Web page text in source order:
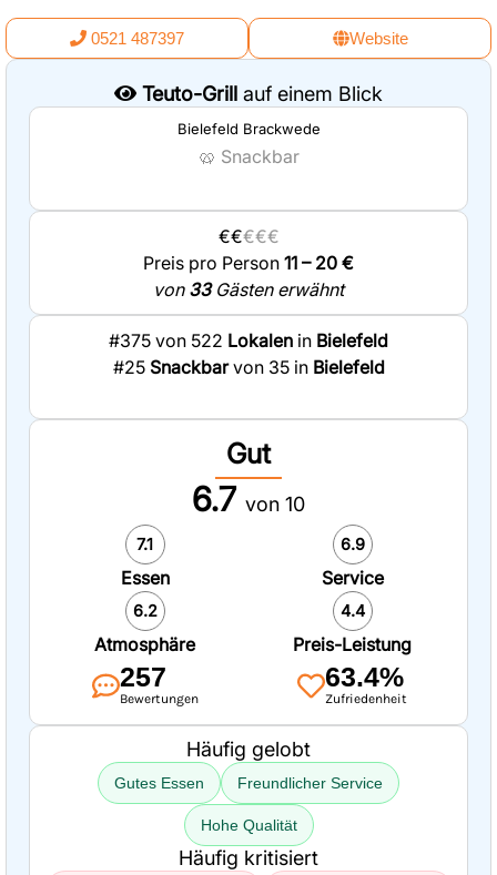
0521 487397 Website
Teuto-Grill auf einem Blick
Bielefeld Brackwede
🥨 Snackbar
€€€€€
Preis pro Person 11 – 20 €
von 33Gästen erwähnt
#375 von 522 Lokalen in Bielefeld
#25 Snackbarvon 35 in Bielefeld
Gut
6.7 von 10
7.1
Essen
6.9
Service
6.2
Atmosphäre
4.4
Preis-Leistung
257
Bewertungen
63.4%
Zufriedenheit
Häufig gelobt
Gutes Essen Freundlicher Service
Hohe Qualität
Häufig kritisiert